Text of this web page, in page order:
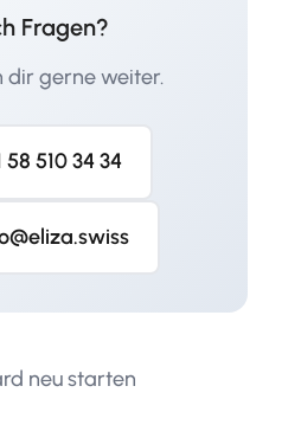
Fragen?
dir gerne weiter.
58 510 34 34
neu starten